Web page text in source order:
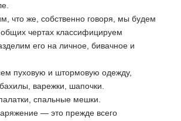
что же, собственно говоря, мы будем
чертах классифицируем
его на личное, бивачное и
пуховую и штормовую одежду,
варежки, шапочки.
спальные мешки.
— это прежде всего